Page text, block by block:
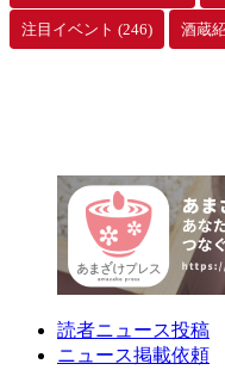
注目イベント (246) 酒蔵
読者ニュース投稿
ニュース掲載依頼